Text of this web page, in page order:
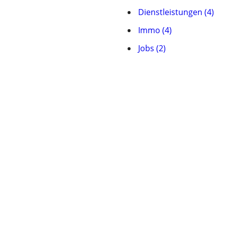
Dienstleistungen (4)
Immo (4)
Jobs (2)